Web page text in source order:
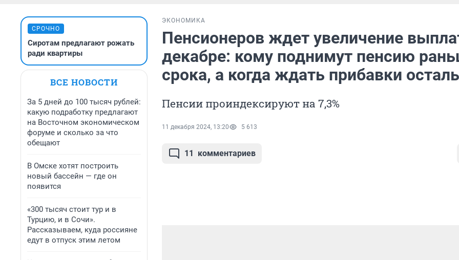
СРОЧНО
Сиротам предлагают рожать
ради квартиры
ВСЕ НОВОСТИ
За 5 дней до 100 тысяч рублей:
какую подработку предлагают
на Восточном экономическом
форуме и сколько за что
обещают
В Омске хотят построить
новый бассейн — где он
появится
«300 тысяч стоит тур и в
Турцию, и в Сочи».
Рассказываем, куда россияне
едут в отпуск этим летом
ЭКОНОМИКА
Пенсионеров ждет увеличение
декабре: кому поднимут пенсию
срока, а когда ждать прибавки
Пенсии проиндексируют на 7,3%
11 декабря 2024, 13:20 5 613
11 комментариев